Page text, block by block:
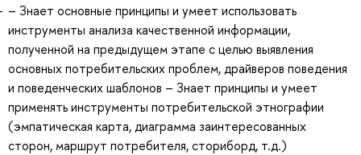
– Знает основные принципы и умеет использовать
инструменты анализа качественной информации,
полученной на предыдущем этапе с целью выявления
основных потребительских проблем, драйверов поведения
и поведенческих шаблонов – Знает принципы и умеет
применять инструменты потребительской этнографии
(эмпатическая карта, диаграмма заинтересованных
сторон, маршрут потребителя, сториборд, т.д.)